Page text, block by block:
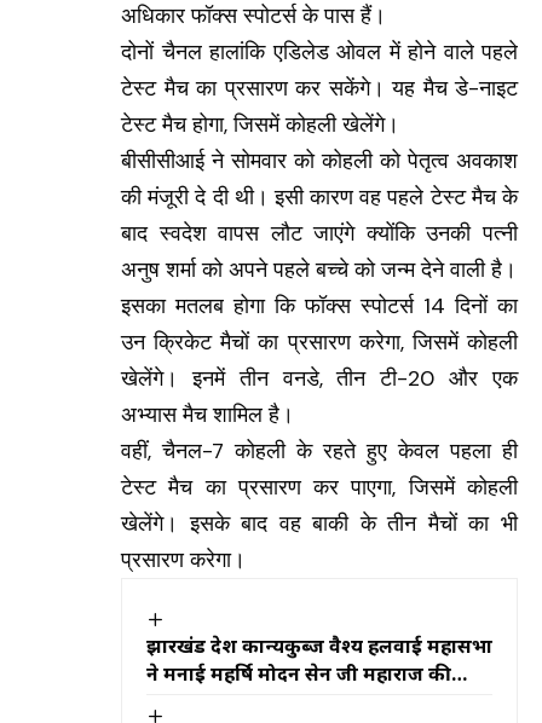
अधिकार फॉक्स स्पोटर्स के पास हैं।
दोनों चैनल हालांकि एडिलेड ओवल में होने वाले पहले
टेस्ट मैच का प्रसारण कर सकेंगे। यह मैच डे-नाइट
टेस्ट मैच होगा, जिसमें कोहली खेलेंगे।
बीसीसीआई ने सोमवार को कोहली को पेतृत्व अवकाश
की मंजूरी दे दी थी। इसी कारण वह पहले टेस्ट मैच के
बाद स्वदेश वापस लौट जाएंगे क्योंकि उनकी पत्नी
अनुष शर्मा को अपने पहले बच्चे को जन्म देने वाली है।
इसका मतलब होगा कि फॉक्स स्पोटर्स 14 दिनों का
उन क्रिकेट मैचों का प्रसारण करेगा, जिसमें कोहली
खेलेंगे। इनमें तीन वनडे, तीन टी-20 और एक
अभ्यास मैच शामिल है।
वहीं, चैनल-7 कोहली के रहते हुए केवल पहला ही
टेस्ट मैच का प्रसारण कर पाएगा, जिसमें कोहली
खेलेंगे। इसके बाद वह बाकी के तीन मैचों का भी
प्रसारण करेगा।
झारखंड प्रदेश कान्यकुब्ज वैश्य हलवाई महासभा
ने मनाई महर्षि मोदन सेन जी महाराज की